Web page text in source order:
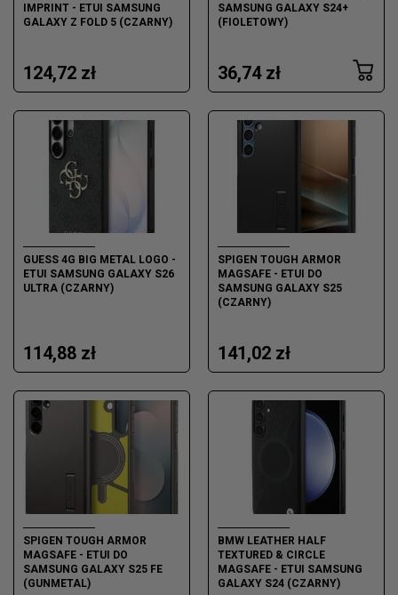
IMPRINT - ETUI SAMSUNG
GALAXY Z FOLD 5 (CZARNY)
124,72 zł
SAMSUNG GALAXY S24+
(FIOLETOWY)
36,74 zł
GUESS 4G BIG METAL LOGO -
ETUI SAMSUNG GALAXY S26
ULTRA (CZARNY)
114,88 zł
SPIGEN TOUGH ARMOR
MAGSAFE - ETUI DO
SAMSUNG GALAXY S25
(CZARNY)
141,02 zł
SPIGEN TOUGH ARMOR
MAGSAFE - ETUI DO
SAMSUNG GALAXY S25 FE
(GUNMETAL)
BMW LEATHER HALF
TEXTURED & CIRCLE
MAGSAFE - ETUI SAMSUNG
GALAXY S24 (CZARNY)